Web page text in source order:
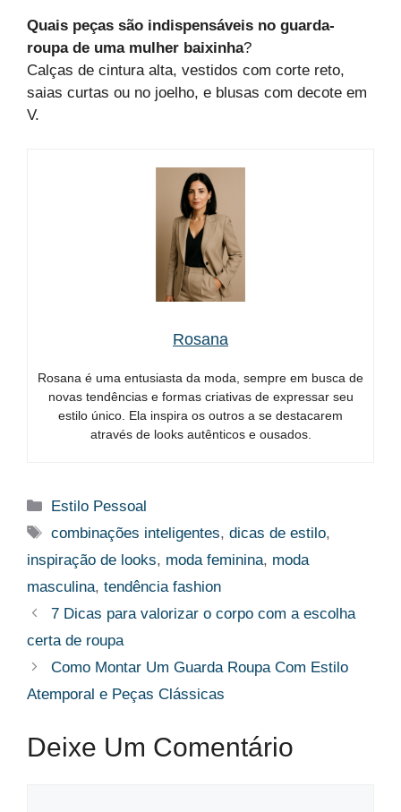
Quais peças são indispensáveis no guarda-
roupa de uma mulher baixinha?
Calças de cintura alta, vestidos com corte reto,
saias curtas ou no joelho, e blusas com decote em
V.
Rosana
Rosana é uma entusiasta da moda, sempre em busca de
novas tendências e formas criativas de expressar seu
estilo único. Ela inspira os outros a se destacarem
através de looks autênticos e ousados.
Categorias
Estilo Pessoal
Tags
combinações inteligentes,dicas de estilo,
inspiração de looks, moda feminina, moda
masculina, tendência fashion
7 Dicas para valorizar o corpo com a escolha
certa de roupa
Como Montar Um Guarda Roupa Com Estilo
Atemporal e Peças Clássicas
Deixe Um Comentário